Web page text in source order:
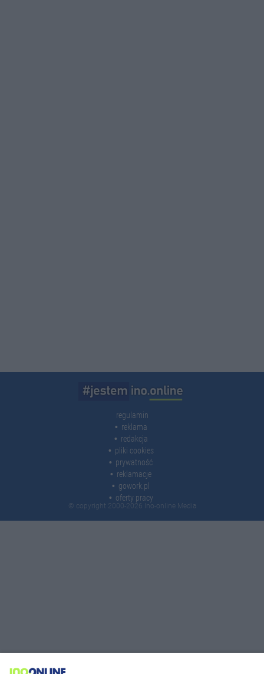
regulamin
reklama
redakcja
pliki cookies
prywatność
reklamacje
gowork.pl
oferty pracy
© copyright 2000-2026 Ino-online Media